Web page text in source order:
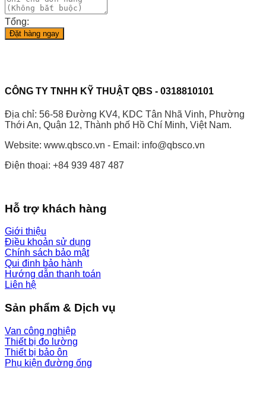
Tổng:
Đặt hàng ngay
CÔNG TY TNHH KỸ THUẬT QBS - 0318810101
Địa chỉ: 56-58 Đường KV4, KDC Tân Nhã Vinh, Phường
Thới An, Quận 12, Thành phố Hồ Chí Minh, Việt Nam.
Website: www.qbsco.vn - Email: info@qbsco.vn
Điện thoại: +84 939 487 487
Hỗ trợ khách hàng
Giới thiệu
Điều khoản sử dụng
Chính sách bảo mật
Qui đinh bảo hành
Hướng dẫn thanh toán
Liên hệ
Sản phẩm & Dịch vụ
Van công nghiệp
Thiết bị đo lường
Thiết bị bảo ôn
Phụ kiện đường ống